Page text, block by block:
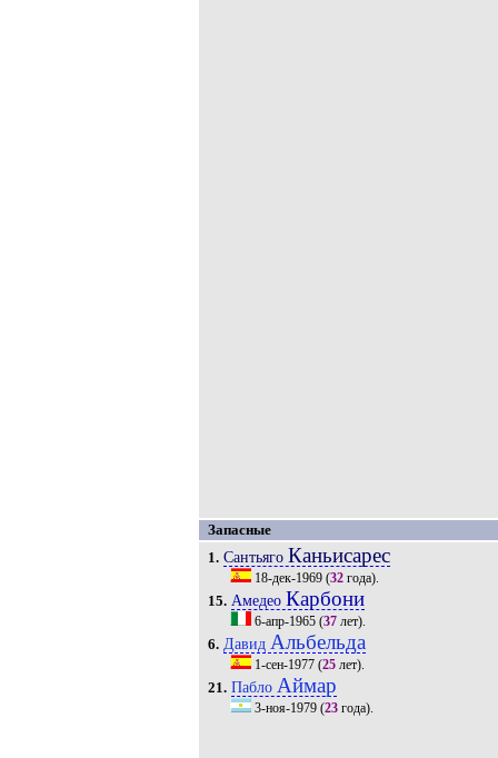
Запасные
1. Сантьяго Каньисарес
18-дек-1969(32года).
15. Амедео Карбони
6-апр-1965(37лет).
6. Давид Альбельда
1-сен-1977(25лет).
21. Пабло Аймар
3-ноя-1979(23года).